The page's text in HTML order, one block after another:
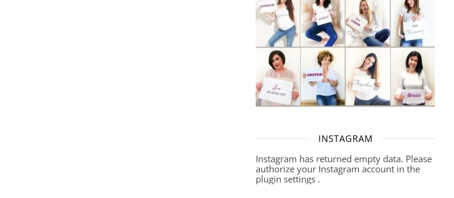
INSTAGRAM
Instagram has returned empty data. Please
authorize your Instagram account in the
plugin settings .